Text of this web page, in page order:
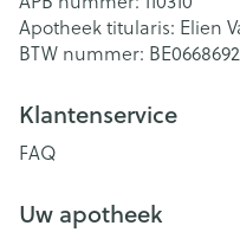
Apotheek titularis: Elien
BTW nummer:
Klantenservice
FAQ
Uw apotheek